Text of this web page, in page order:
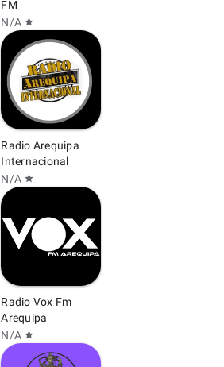
FM
N/A star
Radio Arequipa
Internacional
N/A star
Radio Vox Fm
Arequipa
N/A star